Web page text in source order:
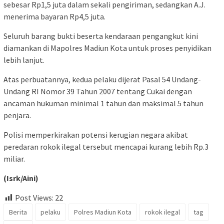
sebesar Rp1,5 juta dalam sekali pengiriman, sedangkan A.J.
menerima bayaran Rp4,5 juta.
Seluruh barang bukti beserta kendaraan pengangkut kini
diamankan di Mapolres Madiun Kota untuk proses penyidikan
lebih lanjut.
Atas perbuatannya, kedua pelaku dijerat Pasal 54 Undang-
Undang RI Nomor 39 Tahun 2007 tentang Cukai dengan
ancaman hukuman minimal 1 tahun dan maksimal 5 tahun
penjara.
Polisi memperkirakan potensi kerugian negara akibat
peredaran rokok ilegal tersebut mencapai kurang lebih Rp.3
miliar.
(Isrk/Aini)
Post Views: 22
Berita pelaku Polres Madiun Kota rokok ilegal
tag